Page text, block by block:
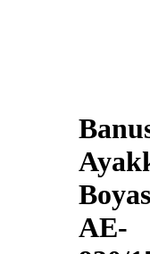
AE-